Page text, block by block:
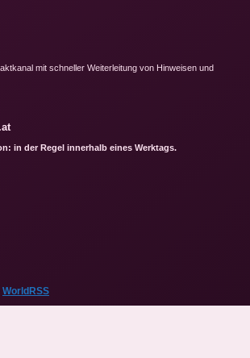
mit schneller Weiterleitung von Hinweisen und
in der Regel innerhalb eines Werktags.
WorldRSS